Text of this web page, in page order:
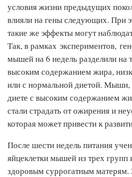
условия жизни предыдущих
влияли на гены следующих. При
такие же эффекты могут
Так, в рамках экспериментов,
мышей на 6 недель разделили на
высоким содержанием жира,
или с нормальной диетой. Мыши,
диете с высоким содержанием
стали страдать от ожирения и
которая может привести к
После шести недель питания
яйцеклетки мышей из трех групп
здоровым суррогатным